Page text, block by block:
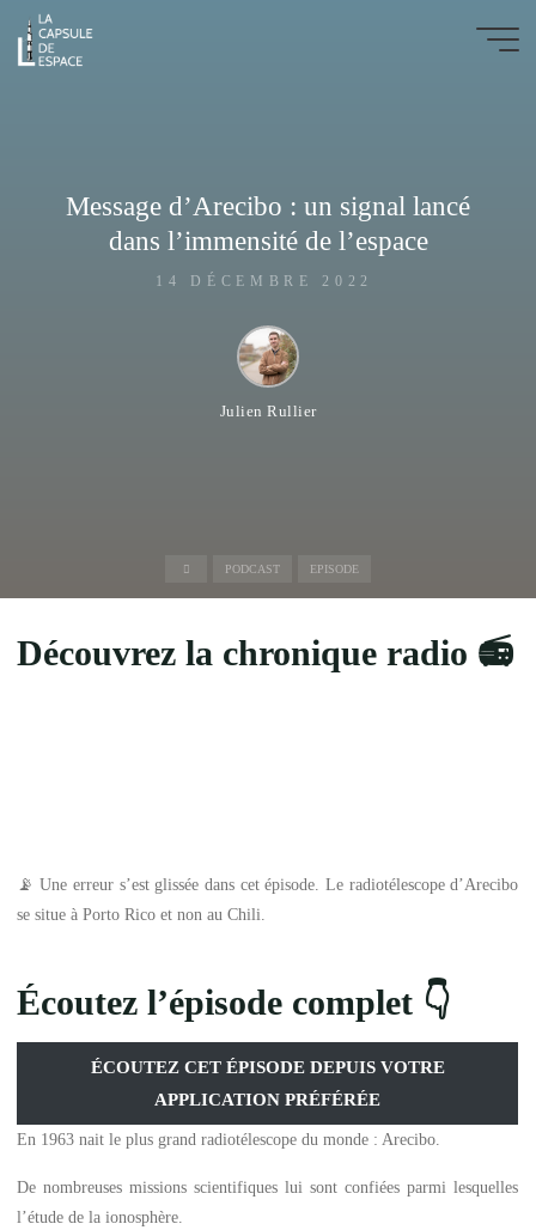
contenu
ARTICLES
|
BLOG
PODCASTS
Message d’Arecibo : un signal lancé
dans l’immensité de l’espace
14 DÉCEMBRE 2022
Julien Rullier
AccueilPODCAST EPISODE
Découvrez la chronique radio 📻
📡 Une erreur s’est glissée dans cet épisode. Le radiotélescope d’Arecibo
se situe à Porto Rico et non au Chili.
Écoutez l’épisode complet 👇
ÉCOUTEZ CET ÉPISODE DEPUIS VOTRE
APPLICATION PRÉFÉRÉE
En 1963 nait le plus grand radiotélescope du monde : Arecibo.
De nombreuses missions scientifiques lui sont confiées parmi lesquelles
l’étude de la ionosphère.